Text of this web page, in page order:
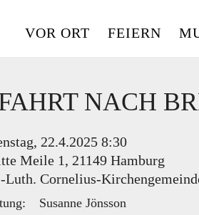
VOR ORT FEIERN
NACH
22.4.2025 8:30
Meile 1, 21149 Hamburg
Luth. Cornelius-
Susanne Jönsson